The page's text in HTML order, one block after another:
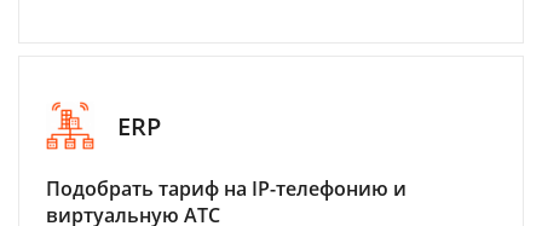
ERP
Подобрать тариф на IP-телефонию и
виртуальную АТС